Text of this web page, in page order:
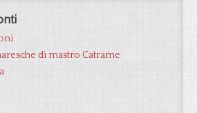
di mastro Catrame